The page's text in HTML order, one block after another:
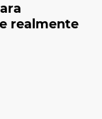
realmente